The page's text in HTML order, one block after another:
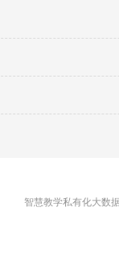
智慧教学私有化大数